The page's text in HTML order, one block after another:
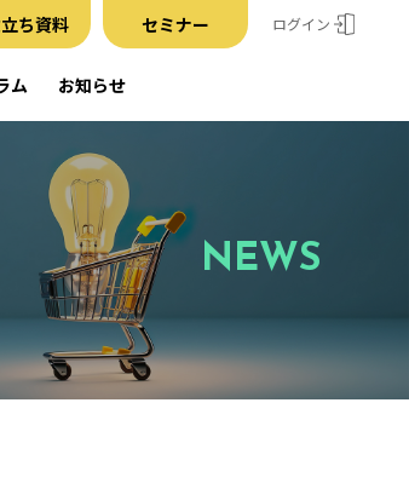
ち資料 セミナー ログイン
ム お知らせ
NEWS